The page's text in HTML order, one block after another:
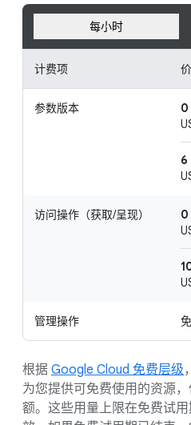
每小时
计费项
参数版本
0
6
访问操作（获取/呈现）
管理操作
根据 Google Cloud 免费层级
为您提供可免费使用的资源
额。这些用量上限在免费试